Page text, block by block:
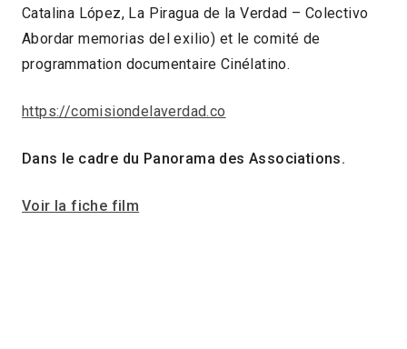
Catalina López, La Piragua de la Verdad – Colectivo
Abordar memorias del exilio) et le comité de
programmation documentaire Cinélatino.
https://comisiondelaverdad.co
Dans le cadre du Panorama des Associations.
Voir la fiche film